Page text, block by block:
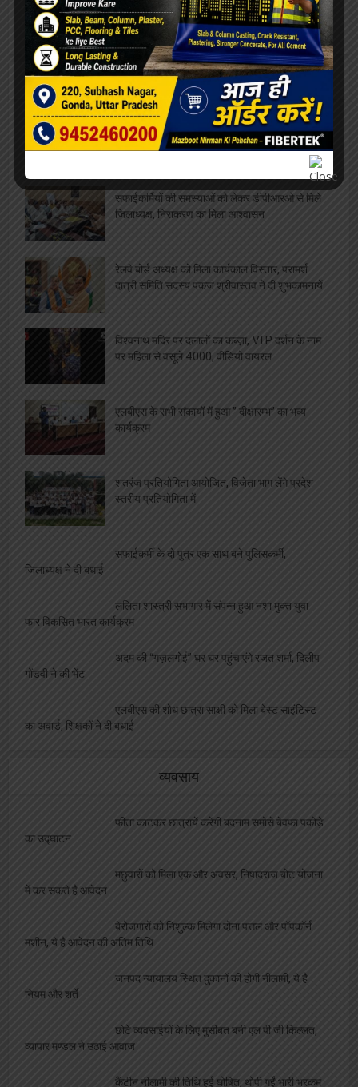
[covid-data]
खेल
ओरिएंटेशन डे का भब्य आयोजन, छात्राओं को
महाविद्यालय से कराया गया परिचित
सफाईकर्मियों की समस्याओं को लेकर डीपीआरओ से मिले
जिलाध्यक्ष, निराकरण का मिला आश्वासन
रेलवे बोर्ड अध्यक्ष को मिला कार्यकाल विस्तार, परामर्श
दात्री समिति सदस्य पंकज श्रीवास्तव ने दी शुभकामनायें
विश्वनाथ मंदिर पर दलालों का कब्ज़ा, VIP दर्शन के नाम
पर महिला से वसूले 4000, वीडियो वायरल
एलबीएस के सभी संकायों में हुआ ” दीक्षारम्भ” का भव्य
कार्यक्रम
शतरंज प्रतियोगिता आयोजित, विजेता भाग लेंगे प्रदेश
स्तरीय प्रतियोगिता में
सफाईकर्मी के दो पुत्र एक साथ बने पुलिसकर्मी,
जिलाध्यक्ष ने दी बधाई
ललिता शास्त्री सभागार में संपन्न हुआ नशा मुक्त युवा
फार विकसित भारत कार्यक्रम
अदम की “गज़लगोई” घर घर पहुंचाएंगे रजत शर्मा, दिलीप
गोंडवी ने की भेंट
एलबीएस की शोध छात्रा साक्षी को मिला बेस्ट साइंटिस्ट
का अवार्ड, शिक्षकों ने दी बधाई
व्यवसाय
फीता काटकर छात्रायें करेंगी बदनाम समोसे बेवफा पकोड़े
का उद्घाटन
मछुवारों को मिला एक और अवसर, निषादराज बोट योजना
में कर सकते है आवेदन
बेरोजगारों को निशुल्क मिलेगा दोना पत्तल और पॉपकॉर्न
मशीन, ये है आवेदन की अंतिम तिथि
जनपद न्यायालय स्थित दुकानों की होगी नीलामी, ये है
नियम और शर्ते
छोटे व्यवसाईयों के लिए मुसीबत बनी एल पी जी किल्लत,
व्यापार मण्डल ने उठाई आवाज
कैंटीन नीलामी की तिथि हुई घोषित, थोपी गईं भारी भरकम